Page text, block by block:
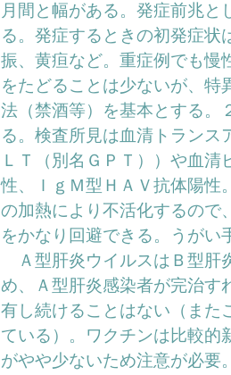
月間と幅がある。発症前兆
る。発症するときの初発症状
振、黄疸など。重症例でも慢
をたどることは少ないが、特
法（禁酒等）を基本とする。
る。検査所見は血清トランス
ＬＴ（別名ＧＰＴ））や血
性、ＩｇＭ型ＨＡＶ抗体陽
の加熱により不活化するので
をかなり回避できる。うがい
Ａ型肝炎ウイルスはＢ型肝
め、Ａ型肝炎感染者が完治す
有し続けることはない（また
ている）。ワクチンは比較的
がやや少ないため注意が必要